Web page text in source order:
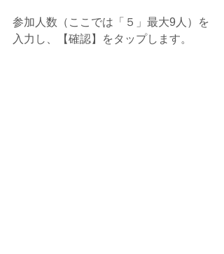
参加人数（ここでは「５」最大9人）を
入力し、【確認】をタップします。